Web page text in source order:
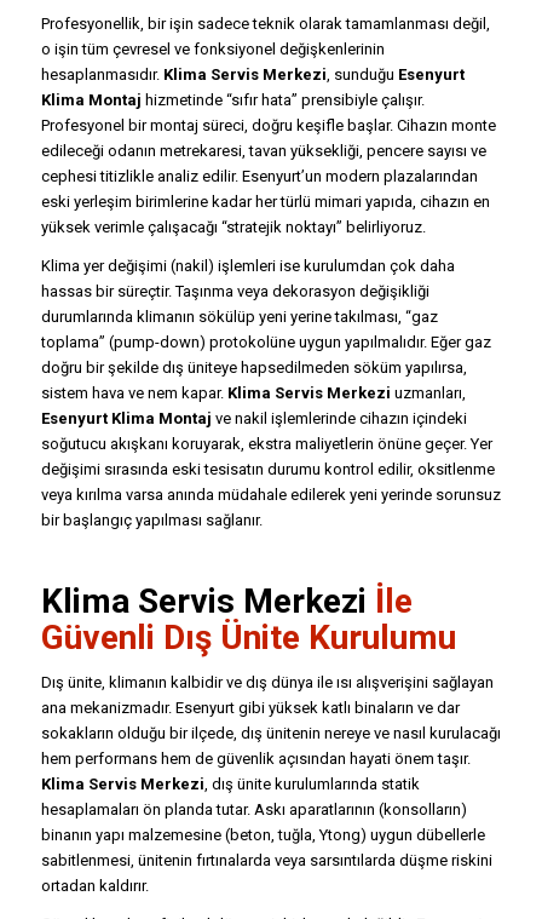
Profesyonellik, bir işin sadece teknik olarak tamamlanması değil,
o işin tüm çevresel ve fonksiyonel değişkenlerinin
hesaplanmasıdır. Klima Servis Merkezi , sunduğu Esenyurt
Klima Montaj hizmetinde “sıfır hata” prensibiyle çalışır.
Profesyonel bir montaj süreci, doğru keşifle başlar. Cihazın monte
edileceği odanın metrekaresi, tavan yüksekliği, pencere sayısı ve
cephesi titizlikle analiz edilir. Esenyurt’un modern plazalarından
eski yerleşim birimlerine kadar her türlü mimari yapıda, cihazın en
yüksek verimle çalışacağı “stratejik noktayı” belirliyoruz.
Klima yer değişimi (nakil) işlemleri ise kurulumdan çok daha
hassas bir süreçtir. Taşınma veya dekorasyon değişikliği
durumlarında klimanın sökülüp yeni yerine takılması, “gaz
toplama” (pump-down) protokolüne uygun yapılmalıdır. Eğer gaz
doğru bir şekilde dış üniteye hapsedilmeden söküm yapılırsa,
sistem hava ve nem kapar. Klima Servis Merkezi uzmanları,
Esenyurt Klima Montaj ve nakil işlemlerinde cihazın içindeki
soğutucu akışkanı koruyarak, ekstra maliyetlerin önüne geçer. Yer
değişimi sırasında eski tesisatın durumu kontrol edilir, oksitlenme
veya kırılma varsa anında müdahale edilerek yeni yerinde sorunsuz
bir başlangıç yapılması sağlanır.
Klima Servis Merkezi İle
Güvenli Dış Ünite Kurulumu
Dış ünite, klimanın kalbidir ve dış dünya ile ısı alışverişini sağlayan
ana mekanizmadır. Esenyurt gibi yüksek katlı binaların ve dar
sokakların olduğu bir ilçede, dış ünitenin nereye ve nasıl kurulacağı
hem performans hem de güvenlik açısından hayati önem taşır.
Klima Servis Merkezi , dış ünite kurulumlarında statik
hesaplamaları ön planda tutar. Askı aparatlarının (konsolların)
binanın yapı malzemesine (beton, tuğla, Ytong) uygun dübellerle
sabitlenmesi, ünitenin fırtınalarda veya sarsıntılarda düşme riskini
ortadan kaldırır.